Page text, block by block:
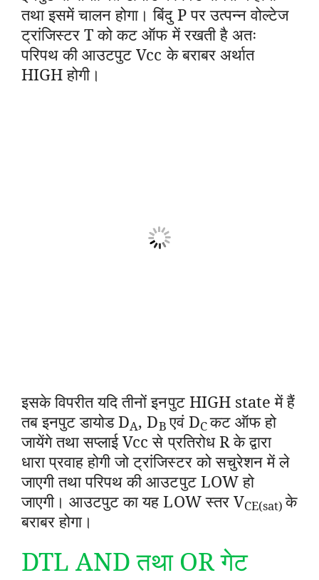
तथा इसमें चालन होगा। बिंदु P पर उत्पन्न वोल्टेज
ट्रांजिस्टर T को कट ऑफ में रखती है अतः
परिपथ की आउटपुट Vcc के बराबर अर्थात
HIGH होगी।
इसके विपरीत यदि तीनों इनपुट HIGH state में हैं
तब इनपुट डायोडDA, DBएवं DCकट ऑफ हो
जायेंगे तथा सप्लाई Vcc से प्रतिरोध R के द्वारा
धारा प्रवाह होगी जो ट्रांजिस्टर को सचुरेशन में ले
जाएगी तथा परिपथ की आउटपुट LOW हो
जाएगी। आउटपुट का यह LOW स्तर VCE(sat) के
बराबर होगा।
DTL AND तथा OR गेट